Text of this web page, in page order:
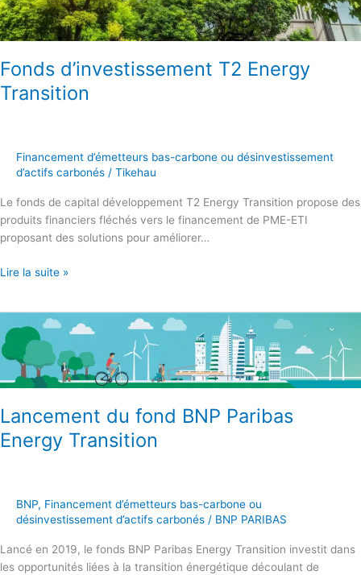
Fonds d’investissement T2 Energy
Transition
Financement d’émetteurs bas-carbone ou désinvestissement
d’actifs carbonés / Tikehau
Le fonds de capital développement T2 Energy Transition propose des
produits financiers fléchés vers le financement de PME-ETI
proposant des solutions pour améliorer…
Lire la suite »
Lancement du fond BNP Paribas
Energy Transition
BNP, Financement d’émetteurs bas-carbone ou
désinvestissement d’actifs carbonés / BNP PARIBAS
Lancé en 2019, le fonds BNP Paribas Energy Transition investit dans
les opportunités liées à la transition énergétique découlant de
Lancement
du
fond
BNP
Paribas
Energy
Transition